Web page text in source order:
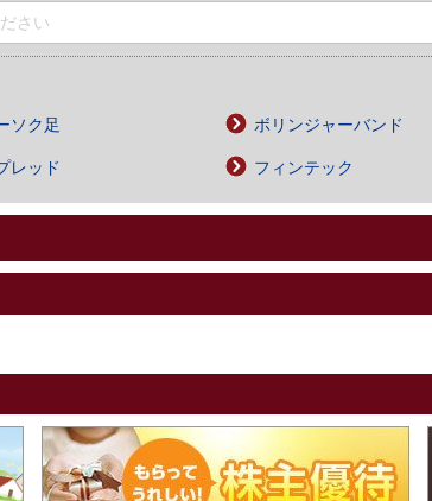
ソク足 ボリンジャーバンド
レッド フィンテック